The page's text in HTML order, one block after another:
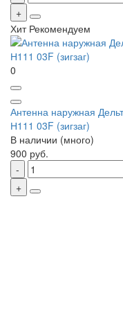
Хит Рекомендуем
0
Антенна наружная
Н111 03F (зигзаг)
В наличии (много)
900 руб.